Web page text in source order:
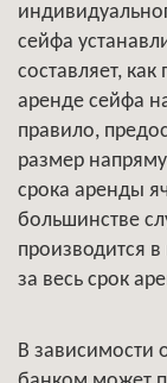
сейфа
составляет,
аренде сейфа
правило,
размер
срока аренды
большинстве
производится
за весь срок
В зависимости